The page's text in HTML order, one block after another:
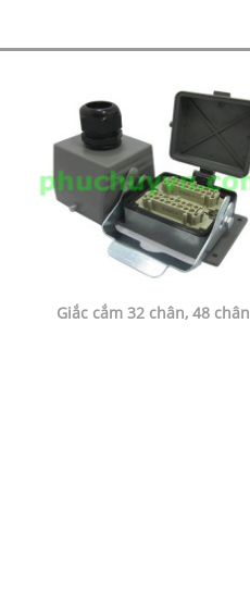
Giắc cắm 32 chân, 48 chân